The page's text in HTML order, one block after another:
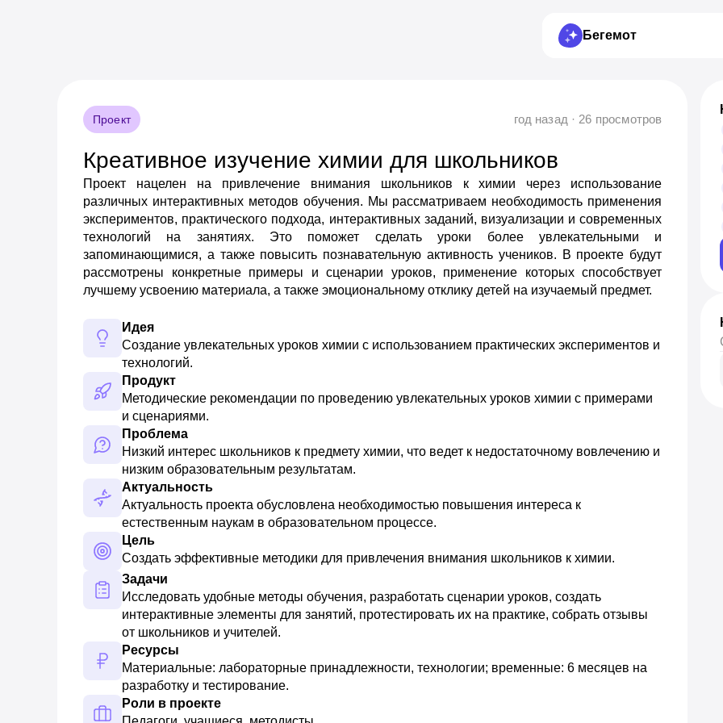
Бегемот
Проект год назад · 26 просмотров
Креативное изучение химии для школьников
Проект нацелен на привлечение внимания школьников к химии через использование
различных интерактивных методов обучения. Мы рассматриваем необходимость применения
экспериментов, практического подхода, интерактивных заданий, визуализации и современных
технологий на занятиях. Это поможет сделать уроки более увлекательными и
запоминающимися, а также повысить познавательную активность учеников. В проекте будут
рассмотрены конкретные примеры и сценарии уроков, применение которых способствует
лучшему усвоению материала, а также эмоциональному отклику детей на изучаемый предмет.
Идея
Создание увлекательных уроков химии с использованием практических экспериментов и
технологий.
Продукт
Методические рекомендации по проведению увлекательных уроков химии с примерами
и сценариями.
Проблема
Низкий интерес школьников к предмету химии, что ведет к недостаточному вовлечению и
низким образовательным результатам.
Актуальность
Актуальность проекта обусловлена необходимостью повышения интереса к
естественным наукам в образовательном процессе.
Цель
Создать эффективные методики для привлечения внимания школьников к химии.
Задачи
Исследовать удобные методы обучения, разработать сценарии уроков, создать
интерактивные элементы для занятий, протестировать их на практике, собрать отзывы
от школьников и учителей.
Ресурсы
Материальные: лабораторные принадлежности, технологии; временные: 6 месяцев на
разработку и тестирование.
Роли в проекте